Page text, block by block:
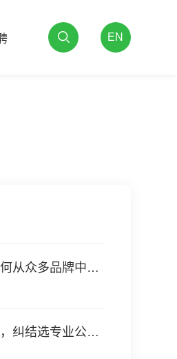
EN
从众多品牌中挑出行业内正
纠结选专业公司还是性价比